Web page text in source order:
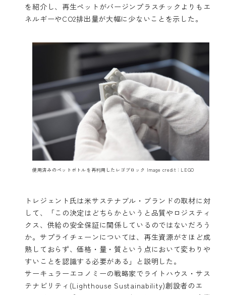
を紹介し、再生ペットがバージンプラスチックよりもエ
ネルギーやCO2排出量が大幅に少ないことを示した。
使用済みのペットボトルを再利用したレゴブロック Image credit：LEGO
トレジェント氏は米サステナブル・ブランドの取材に対
して、「この決定はどちらかというと品質やロジスティ
クス、供給の安全保証に関係しているのではないだろう
か。サプライチェーンについては、再生資源がさほど成
熟しておらず、価格・量・質という点において変わりや
すいことを認識する必要がある」と説明した。
サーキュラーエコノミーの戦略家でライトハウス・サス
テナビリティ(Lighthouse Sustainability)創設者のエ